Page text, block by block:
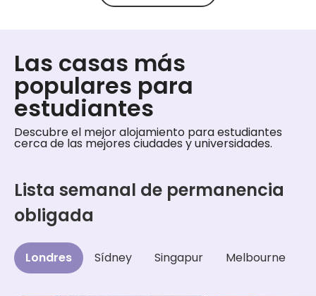
Las casas más
populares para
estudiantes
Descubre el mejor alojamiento para estudiantes
cerca de las mejores ciudades y universidades.
Lista semanal de permanencia
obligada
Londres Sídney Singapur Melbourne